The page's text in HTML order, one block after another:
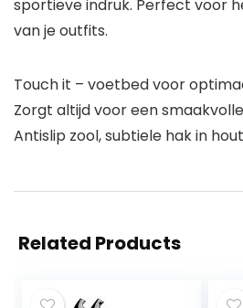
sportieve indruk. Perfect voor
van je outfits.
Touch it – voetbed voor
Zorgt altijd voor een
Antislip zool, subtiele hak in
Related Products